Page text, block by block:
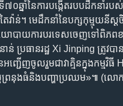
៧០ឆ្នាំ​នៃ​ការបង្កើត​របប​ដឹកនាំ​រ
វ៉ាន់។​ ​មេដឹកនាំ​នៃ​បក្ស​កុម្មុយ​
ាយ​ការបរទេស​ចេញទៅ​ពិភព​ខ
រធាន​រដ្ឋ​ ​Xi​ ​Jinping​ ​ត្រូវ​បាន​
ញ្ជើញ​ចូលរួម​ជា​វាគ្មិន​ក្នុង​កម្មវិ
ត្រព្រនុង​ធំ​និង​បញ្ហា​ប្រឈម»៕ (លោ